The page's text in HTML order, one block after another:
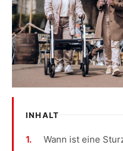
INHALT
Wann ist eine